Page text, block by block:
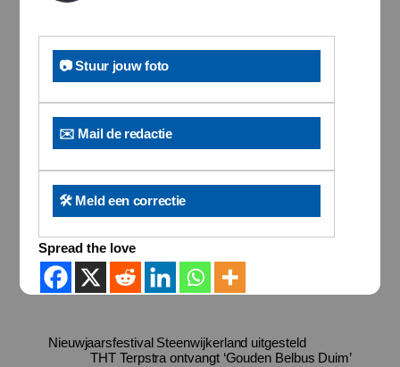
📷 Stuur jouw foto
✉️ Mail de redactie
🛠️ Meld een correctie
Spread the love
Nieuwjaarsfestival Steenwijkerland uitgesteld
THT Terpstra ontvangt ‘Gouden Belbus Duim’